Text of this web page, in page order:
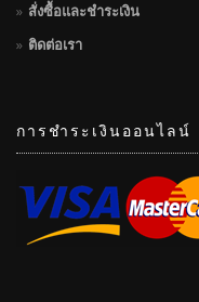
สั่งซื้อและชำระเงิน
ติดต่อเรา
การชำระเงินออนไลน์